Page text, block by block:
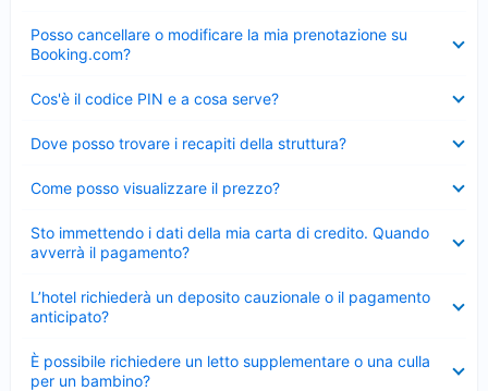
Posso cancellare o modificare la mia prenotazione su
Booking.com?
chiuso
Cos'è il codice PIN e a cosa serve?
chiuso
Dove posso trovare i recapiti della struttura?
chiuso
Come posso visualizzare il prezzo?
chiuso
Sto immettendo i dati della mia carta di credito. Quando
avverrà il pagamento?
chiuso
L’hotel richiederà un deposito cauzionale o il pagamento
anticipato?
chiuso
È possibile richiedere un letto supplementare o una culla
per un bambino?
Elemento
chiuso